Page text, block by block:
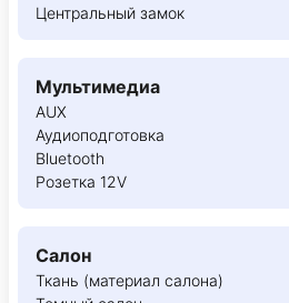
Центральный замок
Мультимедиа
AUX
Аудиоподготовка
Bluetooth
Розетка 12V
Салон
Ткань (материал салона)